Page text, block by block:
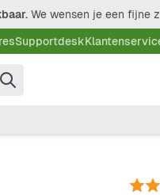
We wensen je een fijne
Supportdesk